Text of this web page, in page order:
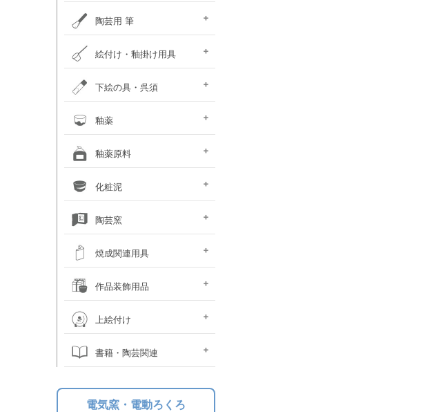
ポットミル機
タタラ機
釉薬攪拌機
秤
ひも作り機
グラインダ・ハマすり機
陶芸用 筆
陶芸用筆セット
面相筆
彩色･呉須筆
ダミ筆
竹刷毛･平刷毛･平筆
絵付け・釉掛け用具
絵付け・釉掛けセット
絵付け用小道具
梅皿･重ね皿
スポイト･比重計
霧吹き
釉掛けハサミ･柄杓
釉薬攪拌機
上薬容器
釉はがし刷毛･スポンジ
乳鉢
ふるい
のり剤・溶媒剤
（撥水剤・マスキング）
沈殿防止剤・解固剤
下絵の具・呉須
下絵用転写紙
チューブ式下絵の具
液体下絵の具
粉末下絵の具
呉須
下絵具ワンストローク
盛り絵具
下絵用ペン・鉛筆
楽焼下絵具
素焼き素材
釉薬
液体釉薬
粉末釉薬
基礎釉薬
シリーズ（上級者向）
カフェカラー
カレット（ガラス片）
楽焼釉薬 無鉛
釉薬原料
釉薬着色剤 (金属類)
着色土石類
釉薬添加剤
（長石・珪石）
木灰･ワラ灰
釉薬媒溶剤
化粧泥
化粧泥 粉末
化粧泥 液体
陶芸窯
電気陶芸窯
石油陶芸窯
ガス陶芸窯
焼成関連用具
カーボン製棚板
ムライト製棚板
支柱・サイコロ
アルミナ棒
ゼーゲルコーン
陶芸用温度計・熱電対
窯・棚板補修用品
その他焼成小道具
作品装飾用品
桐箱
ウコン布・立札
絵皿立て
照明器具関係
時計ムーブメント
焼酎カラン
掛け花金具
土瓶ツル
作品補修用品
上絵付け
上絵素材
上絵付け絵の具
上絵用転写紙
金液・金油・ラスター液
上絵付け小道具
上絵付け電気炉
上絵付け溶媒
書籍・陶芸関連
陶芸書籍
電気窯・電動ろくろ